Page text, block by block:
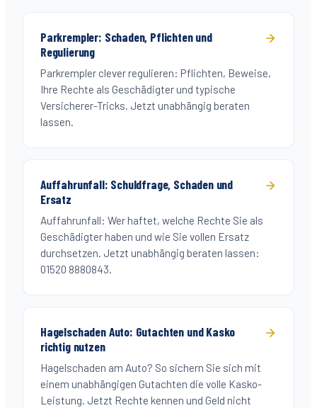
Parkrempler: Schaden, Pflichten und
Regulierung
Parkrempler clever regulieren: Pflichten, Beweise,
Ihre Rechte als Geschädigter und typische
Versicherer-Tricks. Jetzt unabhängig beraten
lassen.
Auffahrunfall: Schuldfrage, Schaden und
Ersatz
Auffahrunfall: Wer haftet, welche Rechte Sie als
Geschädigter haben und wie Sie vollen Ersatz
durchsetzen. Jetzt unabhängig beraten lassen:
01520 8880843.
Hagelschaden Auto: Gutachten und Kasko
richtig nutzen
Hagelschaden am Auto? So sichern Sie sich mit
einem unabhängigen Gutachten die volle Kasko-
Leistung. Jetzt Rechte kennen und Geld nicht